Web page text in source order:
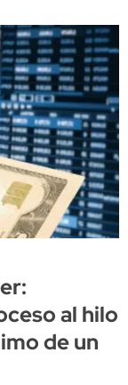
al hilo
de un